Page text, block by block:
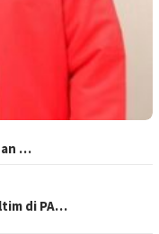
…
di PA…